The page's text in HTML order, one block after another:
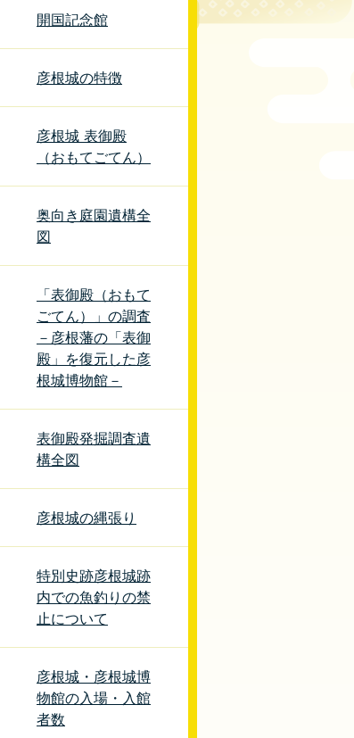
開国記念館
彦根城の特徴
彦根城 表御殿
（おもてごてん）
奥向き庭園遺構全
図
「表御殿（おもて
ごてん）」の調査
－彦根藩の「表御
殿」を復元した彦
根城博物館－
表御殿発掘調査遺
構全図
彦根城の縄張り
特別史跡彦根城跡
内での魚釣りの禁
止について
彦根城・彦根城博
物館の入場・入館
者数